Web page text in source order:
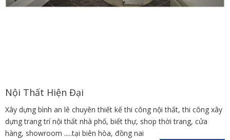
Nội Thất Hiện Đại
Xây dựng bình an lê chuyên thiết kế thi công nội thất, thi công xây
dựng trang trí nội thất nhà phố, biết thự, shop thời trang, cửa
hàng, showroom .....tại biên hòa, đồng nai